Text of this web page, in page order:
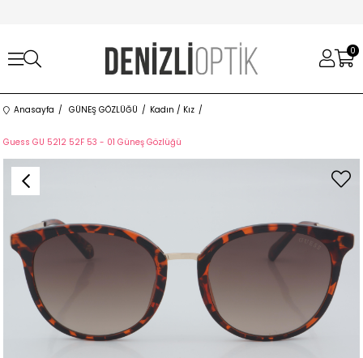
0
Anasayfa GÜNEŞ GÖZLÜĞÜ Kadın / Kız
Guess GU 5212 52F 53 - 01 Güneş Gözlüğü